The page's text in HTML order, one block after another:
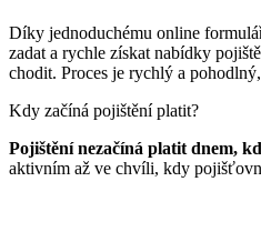
Díky jednoduchému online
zadat a rychle získat nabídky
chodit. Proces je rychlý a
Kdy začíná pojištění platit?
Pojištění nezačíná platit dnem,
aktivním až ve chvíli, kdy